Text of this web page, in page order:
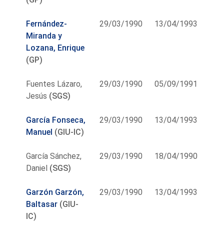
Fernández-
Miranda y
Lozana, Enrique
(GP)
29/03/1990 13/04/1993
Fuentes Lázaro,
Jesús (SGS)
29/03/1990 05/09/1991
García Fonseca,
Manuel (GIU-IC)
29/03/1990 13/04/1993
García Sánchez,
Daniel (SGS)
29/03/1990 18/04/1990
Garzón Garzón,
Baltasar (GIU-
IC)
29/03/1990 13/04/1993